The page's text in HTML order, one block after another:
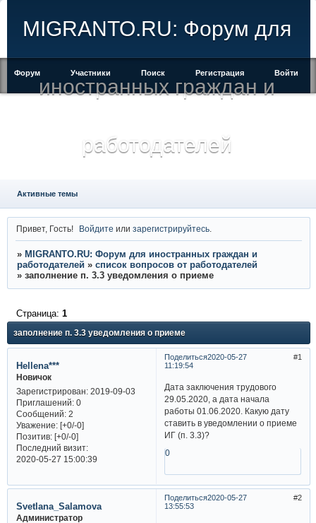
MIGRANTO.RU: Форум для
иностранных граждан и
работодателей
Форум Участники Поиск Регистрация Войти
Активные темы
Привет, Гость! Войдите илизарегистрируйтесь
» MIGRANTO.RU: Форум для иностранных граждан и
работодателей » список вопросов от работодателей
» заполнение п. 3.3 уведомления о приеме
заполнение п. 3.3 уведомления о приеме
Страница: 1
Поделиться 1
2020-05-27
11:19:54
Hellena***
Новичок
Зарегистрирован: 2019-09-03
Приглашений:0
Сообщений:2
Уважение: [+0/-0]
Позитив: [+0/-0]
Последний визит:
2020-05-27 15:00:39
Дата заключения трудового
29.05.2020, а дата начала
работы 01.06.2020. Какую дату
ставить в уведомлении о приеме
ИГ (п. 3.3)?
0
Поделиться 2
2020-05-27
13:55:53
Svetlana_Salamova
Администратор